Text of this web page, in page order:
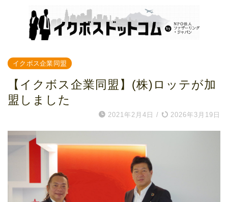
イクボス企業同盟
【イクボス企業同盟】(株)ロッテが加
盟しました
2021年2月4日 / 2026年3月19日